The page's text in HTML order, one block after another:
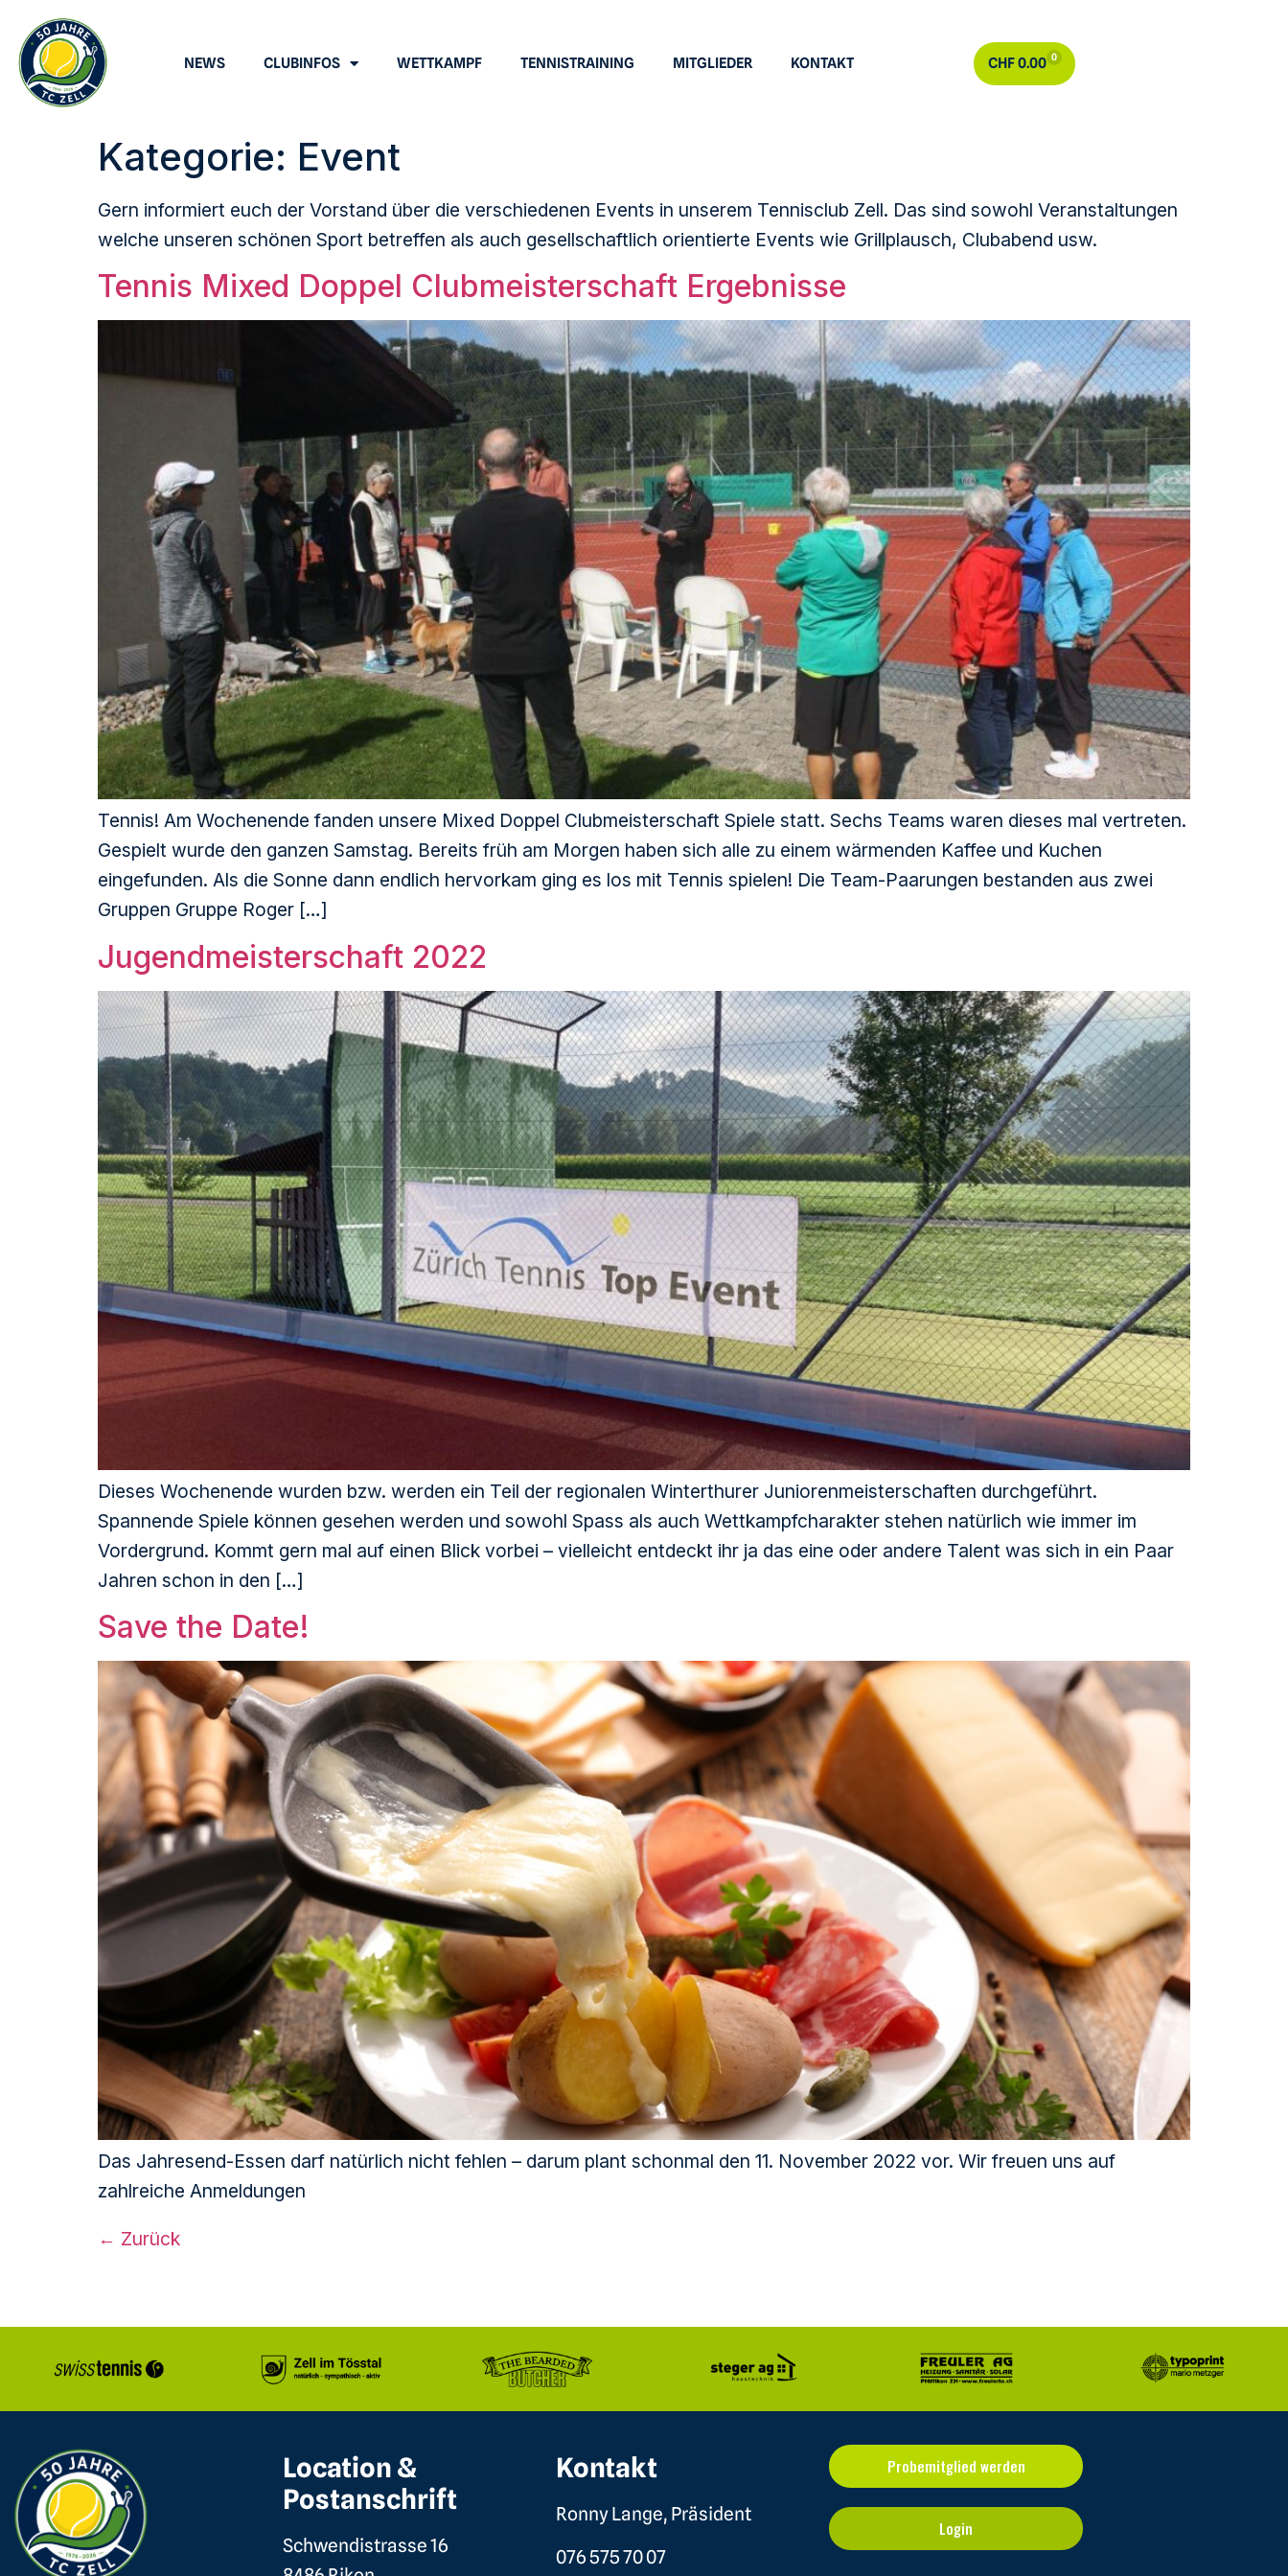
NEWS CLUBINFOS WETTKAMPF TENNISTRAINING MITGLIEDER KONTAKT CHF0.00 0
Kategorie: Event
Gern informiert euch der Vorstand über die verschiedenen Events in unserem Tennisclub Zell. Das sind sowohl Veranstaltungen
welche unseren schönen Sport betreffen als auch gesellschaftlich orientierte Events wie Grillplausch, Clubabend usw.
Tennis Mixed Doppel Clubmeisterschaft Ergebnisse
Tennis! Am Wochenende fanden unsere Mixed Doppel Clubmeisterschaft Spiele statt. Sechs Teams waren dieses mal vertreten.
Gespielt wurde den ganzen Samstag. Bereits früh am Morgen haben sich alle zu einem wärmenden Kaffee und Kuchen
eingefunden. Als die Sonne dann endlich hervorkam ging es los mit Tennis spielen! Die Team-Paarungen bestanden aus zwei
Gruppen Gruppe Roger […]
Jugendmeisterschaft 2022
Dieses Wochenende wurden bzw. werden ein Teil der regionalen Winterthurer Juniorenmeisterschaften durchgeführt.
Spannende Spiele können gesehen werden und sowohl Spass als auch Wettkampfcharakter stehen natürlich wie immer im
Vordergrund. Kommt gern mal auf einen Blick vorbei – vielleicht entdeckt ihr ja das eine oder andere Talent was sich in ein Paar
Jahren schon in den […]
Save the Date!
Das Jahresend-Essen darf natürlich nicht fehlen – darum plant schonmal den 11. November 2022 vor. Wir freuen uns auf
zahlreiche Anmeldungen
← Zurück
Location &
Postanschrift
Schwendistrasse 16
Kontakt
Ronny Lange, Präsident
076 575 70 07
Probemitglied werden
Login